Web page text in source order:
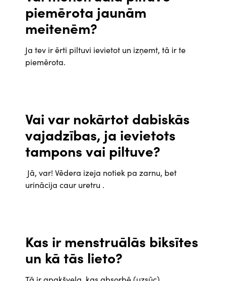
piemērota jaunām
meitenēm?
Ja tev ir ērti piltuvi ievietot un izņemt, tā ir te
piemērota.
Vai var nokārtot dabiskās
vajadzības, ja ievietots
tampons vai piltuve?
Jā, var! Vēdera izeja notiek pa zarnu, bet
urinācija caur uretru .
Kas ir menstruālās biksītes
un kā tās lieto?